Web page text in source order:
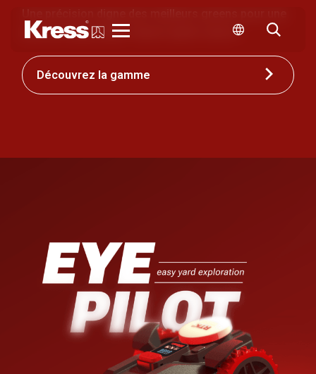
pelouse impeccable. Saison après saison.
Découvrez la gamme